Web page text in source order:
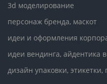
3d моделирование
персонаж бренда, маскот
идеи и оформления
идеи вендинга, айдентика
дизайн упаковки,